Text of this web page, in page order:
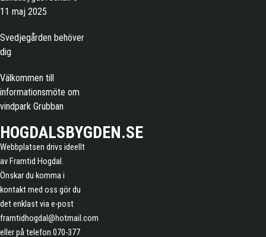
11 maj 2025
Svedjegården behöver
dig
Välkommen till
informationsmöte om
vindpark Grubban
HOGDALSBYGDEN.SE
Webbplatsen drivs ideellt
av Framtid Hogdal.
Önskar du komma i
kontakt med oss gör du
det enklast via e-post
framtidhogdal@hotmail.com
eller på telefon 070-377